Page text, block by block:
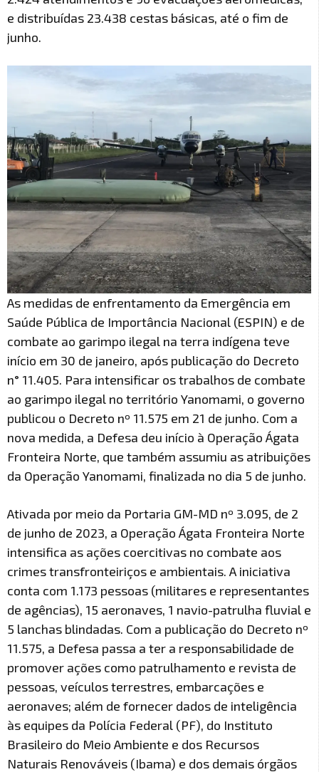
e distribuídas 23.438 cestas básicas, até o fim de
junho.
As medidas de enfrentamento da Emergência em
Saúde Pública de Importância Nacional (ESPIN) e de
combate ao garimpo ilegal na terra indígena teve
início em 30 de janeiro, após publicação do Decreto
n° 11.405. Para intensificar os trabalhos de combate
ao garimpo ilegal no território Yanomami, o governo
publicou o Decreto nº 11.575 em 21 de junho. Com a
nova medida, a Defesa deu início à Operação Ágata
Fronteira Norte, que também assumiu as atribuições
da Operação Yanomami, finalizada no dia 5 de junho.
Ativada por meio da Portaria GM-MD nº 3.095, de 2
de junho de 2023, a Operação Ágata Fronteira Norte
intensifica as ações coercitivas no combate aos
crimes transfronteiriços e ambientais. A iniciativa
conta com 1.173 pessoas (militares e representantes
de agências), 15 aeronaves, 1 navio-patrulha fluvial e
5 lanchas blindadas. Com a publicação do Decreto nº
11.575, a Defesa passa a ter a responsabilidade de
promover ações como patrulhamento e revista de
pessoas, veículos terrestres, embarcações e
aeronaves; além de fornecer dados de inteligência
às equipes da Polícia Federal (PF), do Instituto
Brasileiro do Meio Ambiente e dos Recursos
Naturais Renováveis (Ibama) e dos demais órgãos